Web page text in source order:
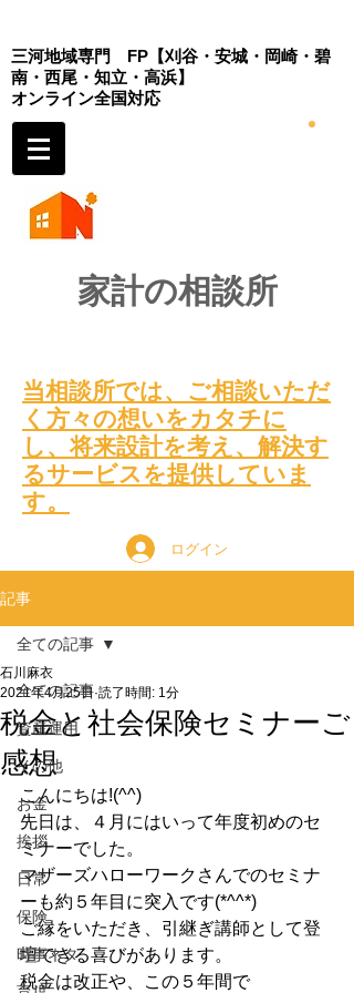
三河地域専門 FP 【刈谷・安城・岡崎・ 碧
南・西尾・知立・高浜】
​オンライン全国対応
家計の相談所
当相談所では、 ご相談いただ
く方々の想いをカタチに
し、将来設計を考え 、解決す
るサービスを提供していま
す。
ログイン
記事
全ての記事
資産運用
その他
お金
挨拶
日常
保険
時事ネタ
全ての記事
税金と社会保険セミナーご
感想
石川麻衣
2021年4月25日 読了時間: 1分
こんにちは!(^^)
先日は、４月にはいって年度初めのセ
ミナーでした。
マザーズハローワークさんでのセミナ
ーも約５年目に突入です(*^^*)
ご縁をいただき、引継ぎ講師として登
壇できる喜びがあります。
税金は改正や、この５年間で